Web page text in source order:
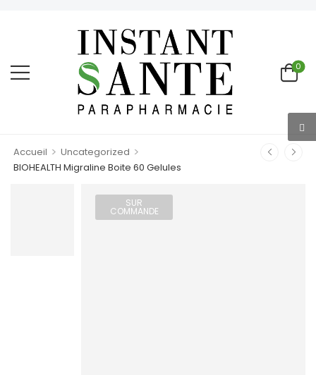
0
Accueil > Uncategorized >
BIOHEALTH Migraline Boite 60 Gelules
SUR
COMMANDE